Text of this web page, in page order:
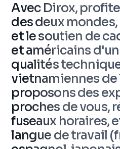
Avec Dirox,
des deux
et le soutien de
et américains
qualités
vietnamiennes
proposons des
proches de vous,
fuseaux horaires,
langue de travail